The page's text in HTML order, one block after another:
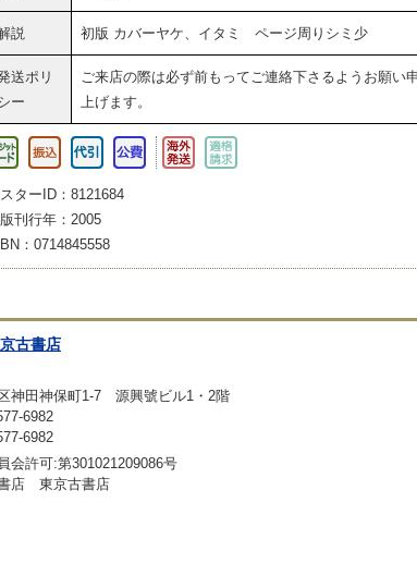
説 初版 カバーヤケ、イタミ ページ周りシミ少
送ポリ
ー
ご来店の際は必ず前もってご連絡下さるようお願い
上げます。
ターID：8121684
刊行年：2005
：0714845558
古書店
神田神保町1-7 源興號ビル1・2階
6982
6982
会許可:第301021209086号
店 東京古書店